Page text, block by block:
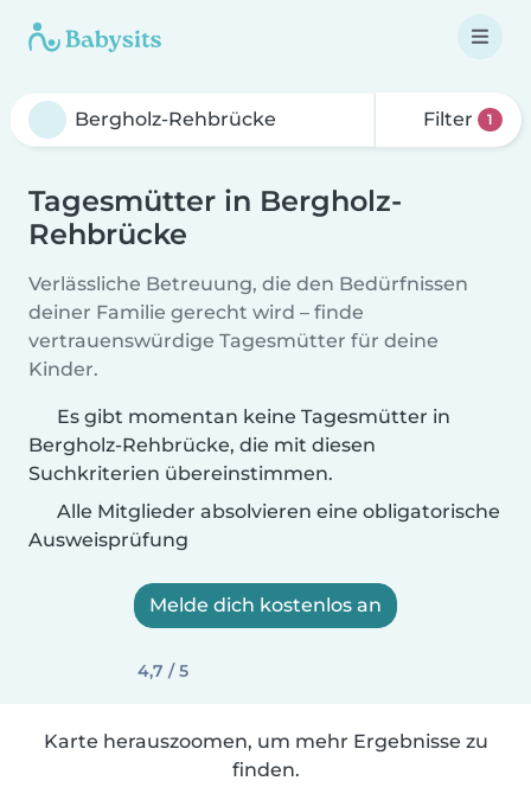
Filter 1
Tagesmütter in Bergholz-
Rehbrücke
Verlässliche Betreuung, die den Bedürfnissen
deiner Familie gerecht wird – finde
vertrauenswürdige Tagesmütter für deine
Kinder.
Es gibt momentan keine Tagesmütter in
Bergholz-Rehbrücke, die mit diesen
Suchkriterien übereinstimmen.
Alle Mitglieder absolvieren eine obligatorische
Ausweisprüfung
Melde dich kostenlos an
4,7 / 5
Karte herauszoomen, um mehr Ergebnisse zu
finden.